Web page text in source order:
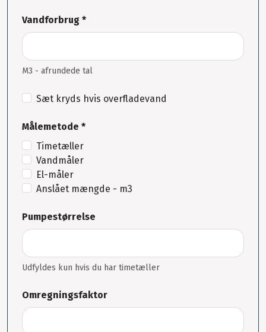
Vandforbrug *
M3 - afrundede tal
Sæt kryds hvis overfladevand
Målemetode *
Timetæller
Vandmåler
El-måler
Anslået mængde - m3
Pumpestørrelse
Udfyldes kun hvis du har timetæller
Omregningsfaktor